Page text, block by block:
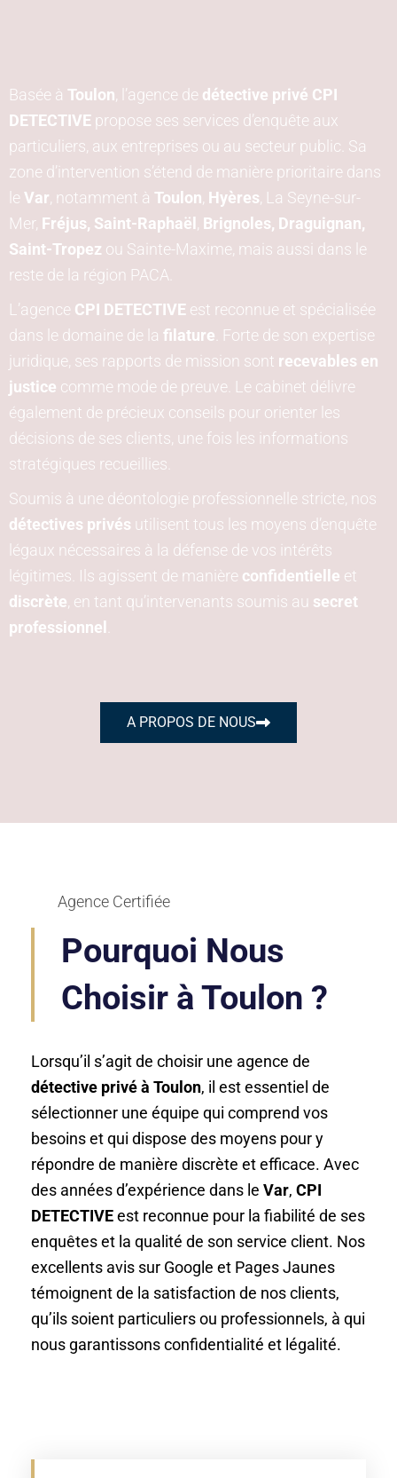
Basée à Toulon , l’agence de détective privé CPI
DETECTIVE propose ses services d’enquête aux
particuliers, aux entreprises ou au secteur public. Sa
zone d’intervention s’étend de manière prioritaire dans
le Var , notamment à Toulon Hyères , La Seyne-sur-
Mer, Fréjus, Saint-Raphaël Brignoles, Draguignan,
Saint-Tropez ou Sainte-Maxime, mais aussi dans le
reste de la région PACA.
L’agence CPI DETECTIVE est reconnue et spécialisée
dans le domaine de la filature . Forte de son expertise
juridique, ses rapports de mission sont recevables en
justice comme mode de preuve. Le cabinet délivre
également de précieux conseils pour orienter les
décisions de ses clients, une fois les informations
stratégiques recueillies.
Soumis à une déontologie professionnelle stricte, nos
détectives privés utilisent tous les moyens d’enquête
légaux nécessaires à la défense de vos intérêts
légitimes. Ils agissent de manière confidentielle et
discrète , en tant qu’intervenants soumis au secret
professionnel
A PROPOS DE NOUS
Agence Certifiée
Pourquoi Nous
Choisir à Toulon ?
Lorsqu’il s’agit de choisir une agence de
détective privé à Toulon, il est essentiel de
sélectionner une équipe qui comprend vos
besoins et qui dispose des moyens pour y
répondre de manière discrète et efficace. Avec
des années d’expérience dans le Var, CPI
DETECTIVEest reconnue pour la fiabilité de ses
enquêtes et la qualité de son service client. Nos
excellents avis sur Google et Pages Jaunes
témoignent de la satisfaction de nos clients,
qu’ils soient particuliers ou professionnels, à qui
nous garantissons confidentialité et légalité.